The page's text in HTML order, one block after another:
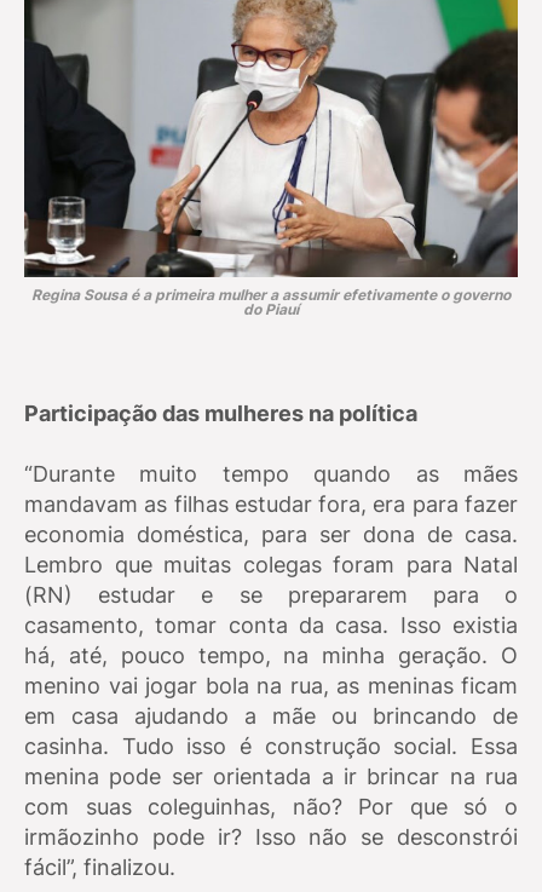
Regina Sousa é a primeira mulher a assumir efetivamente o governo
do Piauí
Participação das mulheres na política
“Durante muito tempo quando as mães
mandavam as filhas estudar fora, era para fazer
economia doméstica, para ser dona de casa.
Lembro que muitas colegas foram para Natal
(RN) estudar e se prepararem para o
casamento, tomar conta da casa. Isso existia
há, até, pouco tempo, na minha geração. O
menino vai jogar bola na rua, as meninas ficam
em casa ajudando a mãe ou brincando de
casinha. Tudo isso é construção social. Essa
menina pode ser orientada a ir brincar na rua
com suas coleguinhas, não? Por que só o
irmãozinho pode ir? Isso não se desconstrói
fácil”, finalizou.